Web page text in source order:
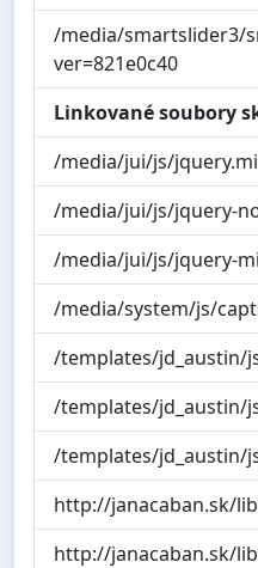
/media/smartslider3/
ver=821e0c40
Linkované soubory
/media/jui/js/
/media/jui/js/jquery-
/media/jui/js/jquery-
/media/system/js/
/templates/jd_austin/
/templates/jd_austin/
/templates/jd_austin/
http://janacaban.sk/
http://janacaban.sk/